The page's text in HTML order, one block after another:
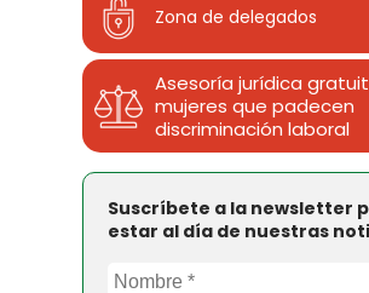
Zona de delegados
Asesoría jurídica
mujeres que padecen
discriminación laboral
Suscríbete a la newsletter
estar al día de nuestras